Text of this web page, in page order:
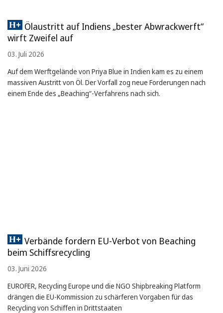
Ölaustritt auf Indiens „bester Abwrackwerft“
wirft Zweifel auf
03. Juli 2026
Auf dem Werftgelände von Priya Blue in Indien kam es zu einem
massiven Austritt von Öl. Der Vorfall zog neue Forderungen nach
einem Ende des „Beaching“-Verfahrens nach sich.
Verbände fordern EU-Verbot von Beaching
beim Schiffsrecycling
03. Juni 2026
EUROFER, Recycling Europe und die NGO Shipbreaking Platform
drängen die EU-Kommission zu schärferen Vorgaben für das
Recycling von Schiffen in Drittstaaten